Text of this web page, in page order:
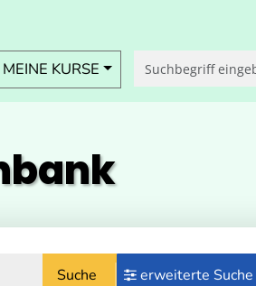
KURSE
Suche erweiterte Suche